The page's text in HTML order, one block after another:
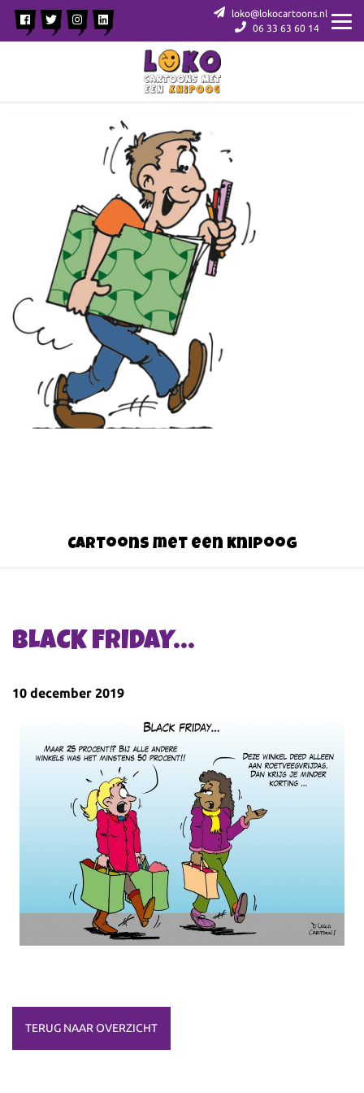
loko@lokocartoons.nl
06 33 63 60 14
Cartoons met een knipoog
BLACK FRIDAY…
10 december 2019
TERUG NAAR OVERZICHT